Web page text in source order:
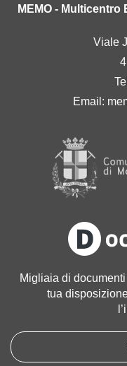
MEMO -
Viale
Email:
Migliaia di
tua